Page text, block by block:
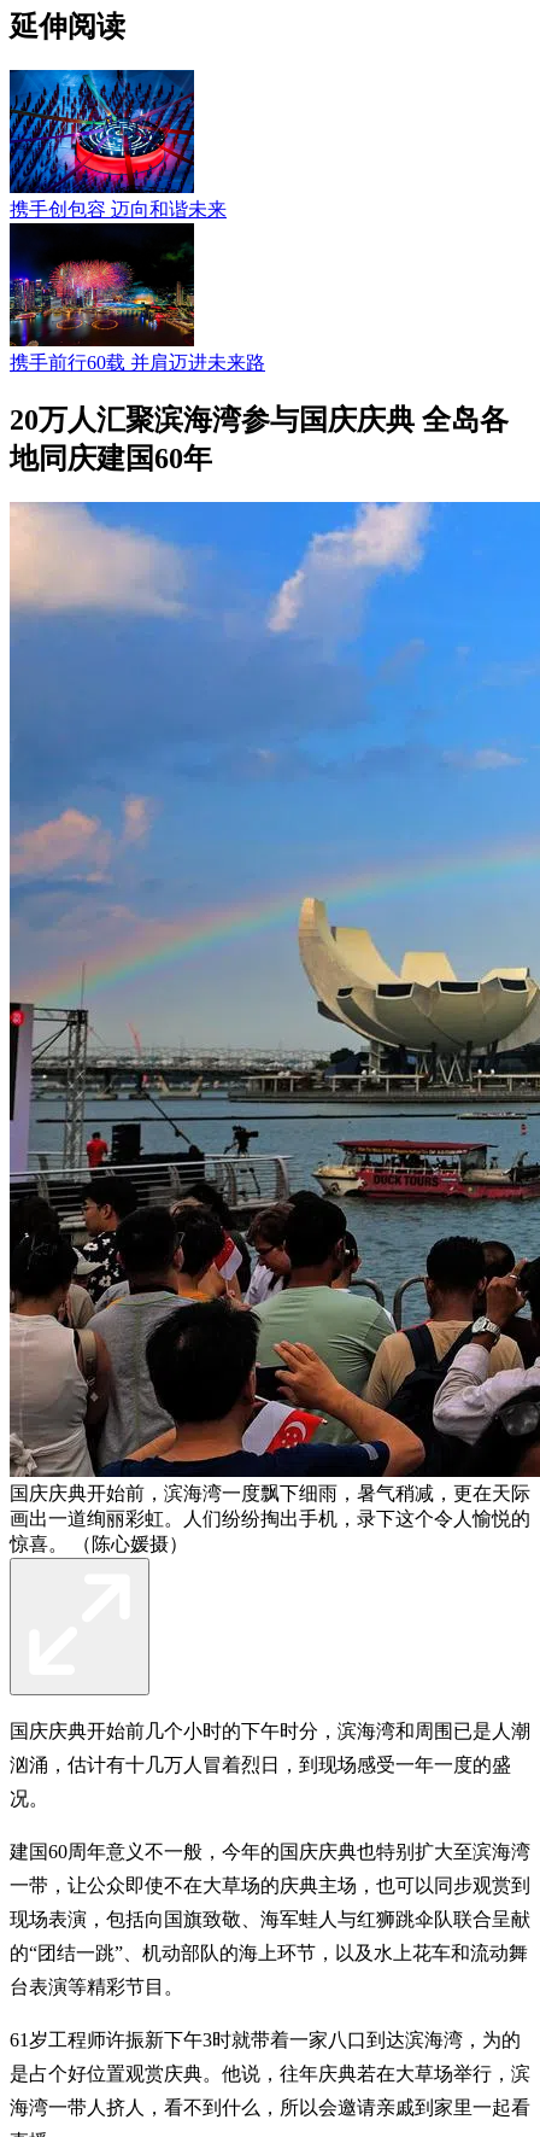
延伸阅读
携手创包容 迈向和谐未来
携手前行60载 并肩迈进未来路
20万人汇聚滨海湾参与国庆庆典 全岛各
地同庆建国60年
国庆庆典开始前，滨海湾一度飘下细雨，暑气稍减，更在天际
画出一道绚丽彩虹。人们纷纷掏出手机，录下这个令人愉悦的
惊喜。 （陈心媛摄）
国庆庆典开始前几个小时的下午时分，滨海湾和周围已是人潮
汹涌，估计有十几万人冒着烈日，到现场感受一年一度的盛
况。
建国60周年意义不一般，今年的国庆庆典也特别扩大至滨海湾
一带，让公众即使不在大草场的庆典主场，也可以同步观赏到
现场表演，包括向国旗致敬、海军蛙人与红狮跳伞队联合呈献
的“团结一跳”、机动部队的海上环节，以及水上花车和流动舞
台表演等精彩节目。
61岁工程师许振新下午3时就带着一家八口到达滨海湾，为的
是占个好位置观赏庆典。他说，往年庆典若在大草场举行，滨
海湾一带人挤人，看不到什么，所以会邀请亲戚到家里一起看